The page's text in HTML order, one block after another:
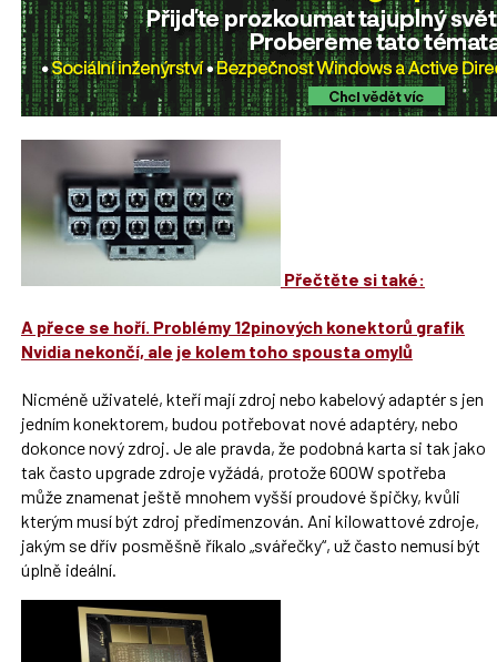
Přečtěte si také:
A přece se hoří. Problémy 12pinových konektorů grafik
Nvidia nekončí, ale je kolem toho spousta omylů
Nicméně uživatelé, kteří mají zdroj nebo kabelový adaptér s jen
jedním konektorem, budou potřebovat nové adaptéry, nebo
dokonce nový zdroj. Je ale pravda, že podobná karta si tak jako
tak často upgrade zdroje vyžádá, protože 600W spotřeba
může znamenat ještě mnohem vyšší proudové špičky, kvůli
kterým musí být zdroj předimenzován. Ani kilowattové zdroje,
jakým se dřív posměšně říkalo „svářečky“, už často nemusí být
úplně ideální.